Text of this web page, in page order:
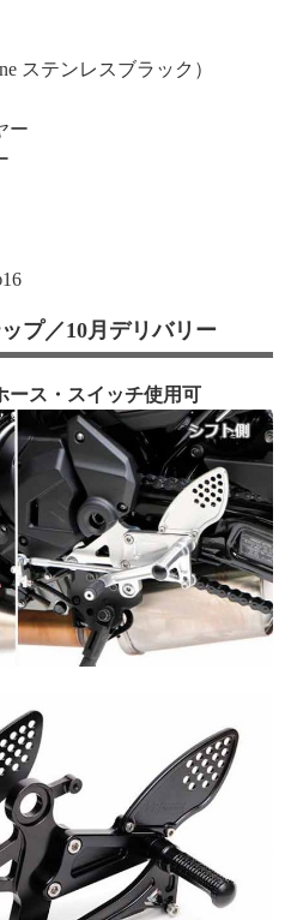
ステンレスブラック）
ー
プ／10月デリバリー
ース・スイッチ使用可